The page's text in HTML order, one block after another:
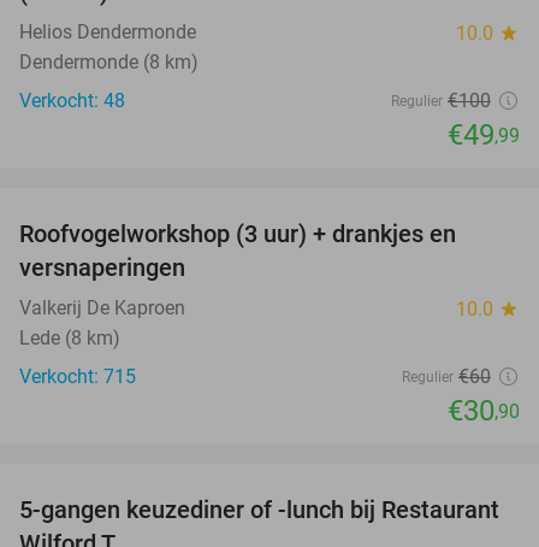
Helios Dendermonde 10.0 star
Dendermonde (8 km)
Verkocht: 48
Regulier €100
€49,99
Roofvogelworkshop (3 uur) + drankjes en
versnaperingen
Valkerij De Kaproen 10.0 star
Lede (8 km)
Verkocht: 715
Regulier €60
€30,90
50%
5-gangen keuzediner of -lunch bij Restaurant